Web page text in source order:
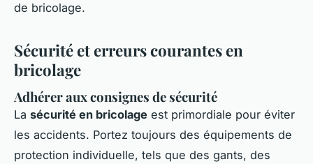
de bricolage.
Sécurité et erreurs courantes en
bricolage
Adhérer aux consignes de sécurité
La sécurité en bricolage est primordiale pour éviter
les accidents. Portez toujours des équipements de
protection individuelle, tels que des gants, des